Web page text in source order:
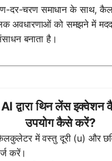
दर-चरण समाधान के साथ,
अवधारणाओं को समझने में
बनाता है।
द्वारा थिन लेंस
उपयोग कैसे करें?
में वस्तु दूरी (u) और
करें।